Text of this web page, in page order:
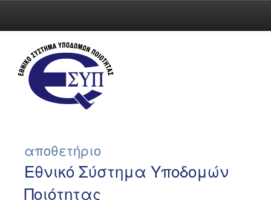
navigation
αποθετήριο
Εθνικό Σύστημα Υποδομών
Ποιότητας